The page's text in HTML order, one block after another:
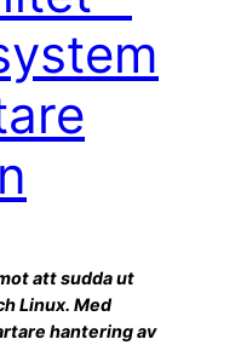
att sudda ut
Linux. Med
hantering av